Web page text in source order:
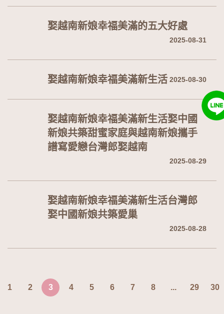
娶越南新娘幸福美滿的五大好處
2025-08-31
娶越南新娘幸福美滿新生活 2025-08-30
娶越南新娘幸福美滿新生活娶中國
新娘共築甜蜜家庭與越南新娘攜手
譜寫愛戀台灣郎娶越南
2025-08-29
娶越南新娘幸福美滿新生活台灣郎
娶中國新娘共築愛巢
2025-08-28
1 2 3 4 5 6 7 8 ... 29 30